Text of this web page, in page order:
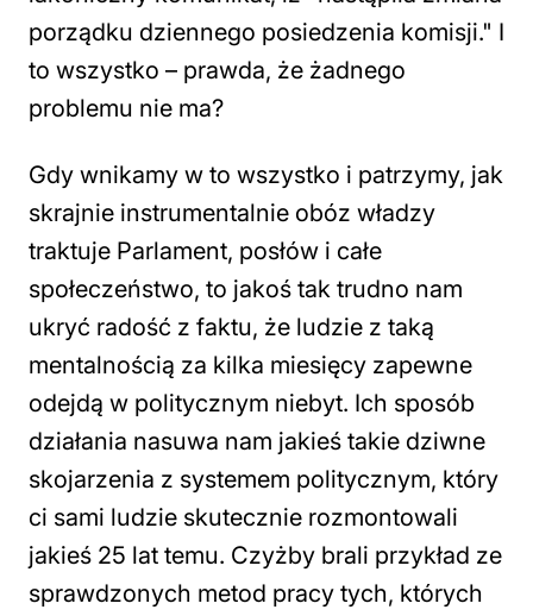
porządku dziennego posiedzenia komisji." I
to wszystko – prawda, że żadnego
problemu nie ma?
Gdy wnikamy w to wszystko i patrzymy, jak
skrajnie instrumentalnie obóz władzy
traktuje Parlament, posłów i całe
społeczeństwo, to jakoś tak trudno nam
ukryć radość z faktu, że ludzie z taką
mentalnością za kilka miesięcy zapewne
odejdą w politycznym niebyt. Ich sposób
działania nasuwa nam jakieś takie dziwne
skojarzenia z systemem politycznym, który
ci sami ludzie skutecznie rozmontowali
jakieś 25 lat temu. Czyżby brali przykład ze
sprawdzonych metod pracy tych, których